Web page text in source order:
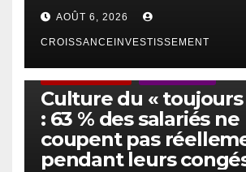
AOÛT 6, 2026
CROISSANCEINVESTISSEMENT
Culture du « toujours
: 63 % des salariés ne
coupent pas
pendant leurs